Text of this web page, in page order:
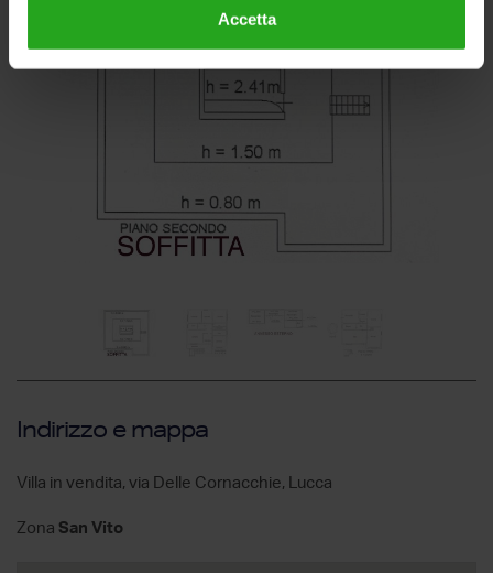
Accetta
Indirizzo e mappa
Villa in vendita, via Delle Cornacchie, Lucca
Zona San Vito